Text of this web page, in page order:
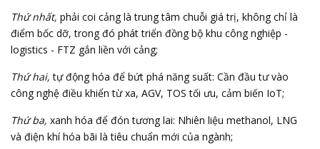
Thứ nhất, phải coi cảng là trung tâm chuỗi giá trị, không chỉ là
điểm bốc dỡ, trong đó phát triển đồng bộ khu công nghiệp -
logistics - FTZ gắn liền với cảng;
Thứ hai, tự động hóa để bứt phá năng suất: Cần đầu tư vào
công nghệ điều khiển từ xa, AGV, TOS tối ưu, cảm biến IoT;
Thứ ba, xanh hóa để đón tương lai: Nhiên liệu methanol, LNG
và điện khí hóa bãi là tiêu chuẩn mới của ngành;